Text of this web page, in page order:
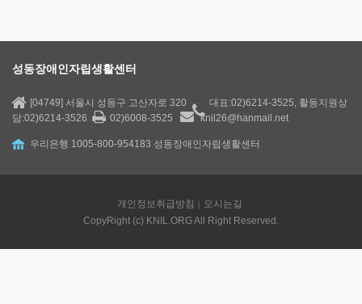
성동장애인자립생활센터
[04749] 서울시 성동구 고산자로 320
대표:02)6214-3525, 활동지원상
담:02)6214-3526
02)6008-3525 knil26@hanmail.net
우리은행 1005-800-954183 성동장애인자립생활센터
개인정보취급방침
오시는길
CopyRight (c) KNIL.ORG All Right Reserved.